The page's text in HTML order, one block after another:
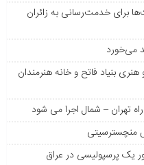
برای خدمت‌رسانی به زائران
می‌خورد
بنیاد فاتح و خانه هنرمندان
تهران – شمال اجرا می شود
منچسترسیتی
یک پرسپولیسی در عراق